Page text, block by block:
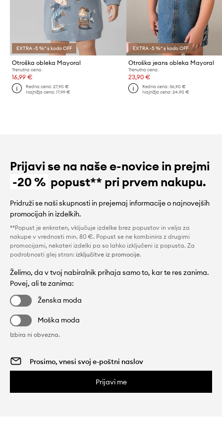
EXTRA -5 %* s kodo OFF
Otroška obleka Mayoral
Trenutna cena:
16,99 €
Redna cena:27,90 €
Najnižja cena:17,99 €
EXTRA -5 %* s kodo OFF
Otroška jeans obleka Mayoral
Trenutna cena:
23,90 €
Redna cena: 36,90 €
Najnižja cena: 24,90 €
Prijavi se na naše e-novice in prejmi
-20 % popust** pri prvem nakupu.
Pridruži se naši skupnosti in prejemaj informacije o najnovejših
promocijah in izdelkih.
**Popust je enkraten, vključuje izdelke brez popustov in velja za
nakupe v vrednosti min. 80 €. Popust se ne kombinira z drugimi
promocijami, nekateri izdelki pa so lahko izključeni iz popusta. Za
podrobnosti glej stran: izključitve iz promocije.
Želimo, da v tvoj nabiralnik prihaja samo to, kar te res zanima.
Povej, ali te zanima:
Ženska moda
Moška moda
Izbira ni obvezna.
Prijavi me